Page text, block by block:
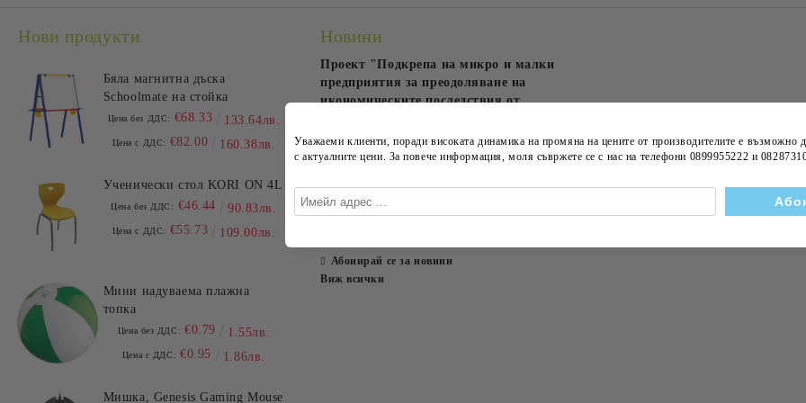
Нови продукти
Бяла магнитна дъска
Schoolmate на стойка
Цена без ДДС: €68.33 133.64лв.
Цена с ДДС: €82.00 160.38лв.
Ученически стол KORI ON 4L
Цена без ДДС: €46.44 90.83лв.
Цена с ДДС: €55.73 109.00лв.
Мини надуваема плажна
топка
Цена без ДДС: €0.79 1.55лв.
Цена с ДДС: €0.95 1.86лв.
Мишка, Genesis Gaming Mouse
Новини
Проект "Подкрепа на микро и малки
предприятия за преодоляване на
икономическите последствия от
14 Сеп 2020
Kaneff Center
Абонирай се за новини
Виж всички
Уважаеми клиенти, поради високата динамика на промяна на цените от производителите е възможно
сактуалните цени. За повече информация, моля съвржете се с нас на телефони 0899955222 и